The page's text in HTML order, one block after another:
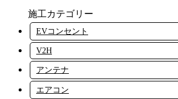
施工カテゴリー
EVコンセント
V2H
アンテナ
エアコン